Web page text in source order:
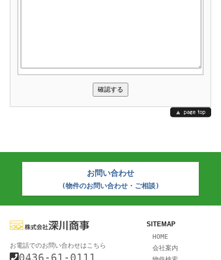
お問い合わせ
(物件のお問い合わせ・ご相談)
お電話でのお問い合わせはこちら
0436-61-0111
SITEMAP
HOME
会社案内